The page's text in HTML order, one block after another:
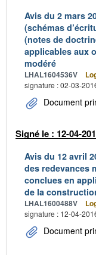
Avis du 2 mars
(schémas
(notes de
applicables aux
modéré
LHAL1604536V
signature : 02-03-
Document
Signé le : 12-04-
Avis du 12 avril
des redevances
conclues en
de la
LHAL1600488V
signature : 12-04-
Document